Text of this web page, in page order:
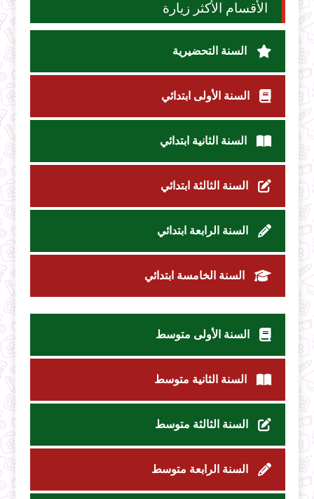
الأقسام الأكثر زيارة
السنة التحضيرية
السنة الأولى ابتدائي
السنة الثانية ابتدائي
السنة الثالثة ابتدائي
السنة الرابعة ابتدائي
السنة الخامسة ابتدائي
السنة الأولى متوسط
السنة الثانية متوسط
السنة الثالثة متوسط
السنة الرابعة متوسط